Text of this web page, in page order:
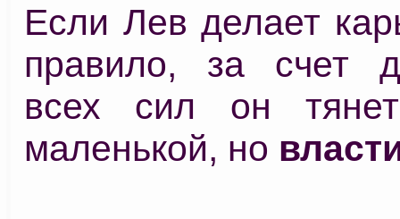
Если Лев делает
правило, за счет
всех сил он
маленькой, но